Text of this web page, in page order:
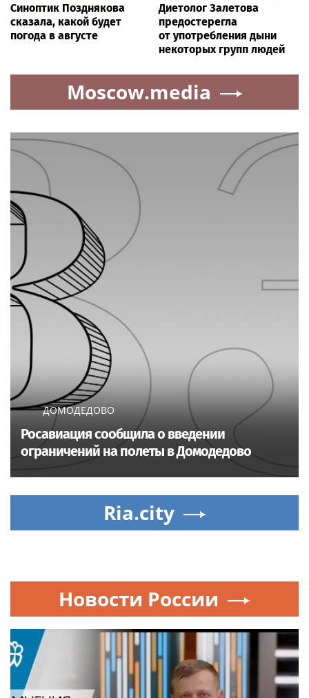
Синоптик Позднякова
сказала, какой будет
погода в августе
Диетолог Залетова
предостерегла
от употребления дыни
некоторых групп людей
Moscow.media
ДОМОДЕДОВО
Росавиация сообщила о введении
ограничений на полеты в Домодедово
Ria.city
Новости России